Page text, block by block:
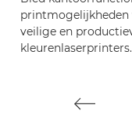
printmogelijkheden
veilige en
kleurenlaserprinters.